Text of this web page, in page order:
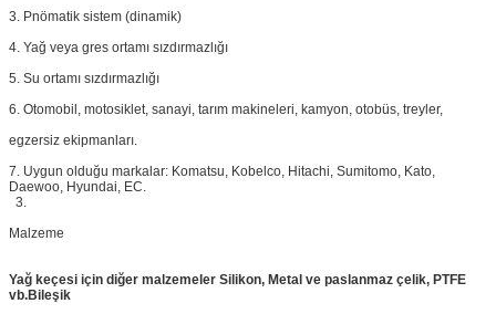
3. Pnömatik sistem (dinamik)
4. Yağ veya gres ortamı sızdırmazlığı
5. Su ortamı sızdırmazlığı
6. Otomobil, motosiklet, sanayi, tarım makineleri, kamyon, otobüs, treyler,
egzersiz ekipmanları.
7. Uygun olduğu markalar: Komatsu, Kobelco, Hitachi, Sumitomo, Kato,
Daewoo, Hyundai, EC.
3.
Malzeme
Yağ keçesi için diğer malzemeler Silikon, Metal ve paslanmaz çelik, PTFE
vb.Bileşik